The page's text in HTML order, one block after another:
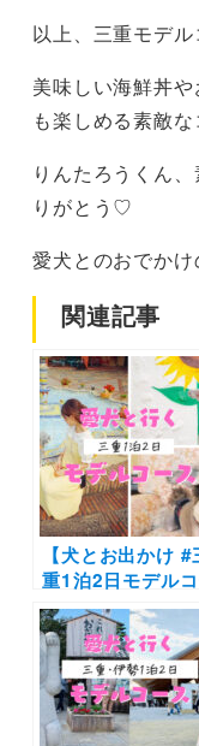
以上、三重モデ
美味しい海鮮丼
も楽しめる素敵
りんたろうくん
りがとう♡
愛犬とのおでかけ
関連記事
【犬とお出かけ #
重1泊2日モデル
ス】愛犬と江戸時
や地中海の景色の
でお写んぽを楽し
う！！伊勢神宮～
かげ横丁～志摩
海村コース